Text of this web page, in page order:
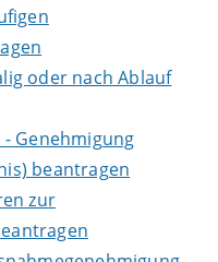
oder nach Ablauf
Genehmigung
beantragen
zur